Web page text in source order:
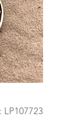
LP107723